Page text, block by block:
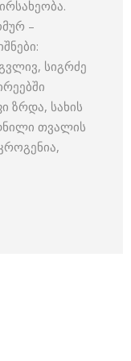
–
სიგრძე
ზრდა, სახის
თვალის